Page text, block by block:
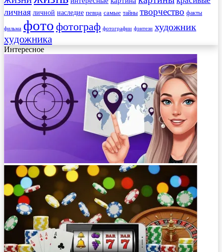
личная личной наследие певца самые тайны творчество факты
фильма фото фотограф фотографии фэнтези художник
художника
Интересное